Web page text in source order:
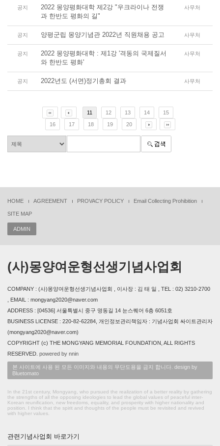
공지
2022 몽양평화대학 제2강 "우크라이나 전쟁
과 한반도 평화의 길"
사무처
공지 양평군립 몽양기념관 2022년 직원채용 공고 사무처
공지
2022 몽양평화대학 : 제1강 '격동의 국제질서
와 한반도 평화'
사무처
공지 2022년도 (서면)정기총회 결과 사무처
11 12 13 14
15
16
17 18 19 20
HOME AGREEMENT PROVACY POLICY Email Collecting Prohibition
SITE MAP
ADMIN
(사)몽양여운형선생기념사업회
COMPANY : (사)몽양여운형선생기념사업회 , 이사장 : 김 태 일 , TEL : 02) 3210-2700
, EMAIL : mongyang2020@naver.com
ADDRESS : [04536] 서울특별시 중구 명동길 14 눈스퀘어 6층 6051호
BUSINESS LICENSE : 220-82-62284, 개인정보관리책임자 : 기념사업회 싸이트관리자
(mongyang2020@naver.com)
COPYRIGHT (c) THE MONGYANG MEMORIAL FOUNDATION, ALL RIGHTS
RESERVED. powered by nnin
본 사이트에 사용 된 모든 이미지와 내용의 무단도용을 금지 합니다. design by
Bluetomato
In the 21st century, Mongyang, who pursued the realization of a better reality by gathering
the strengths of all the opposing ideologies to lead the global values of peaceful inter-
Korean reunification, new freedoms, equality, and prosperity with higher nationality and
position. I think that the spirit and thoughts of the people must be revisited and revived
with higher values.
관련기념사업회 바로가기